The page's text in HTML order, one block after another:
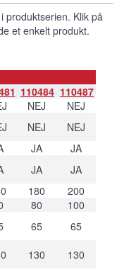
produktserien. Klik på
et enkelt produkt.
110484 110487
NEJ
NEJ
NEJ
NEJ
JA
JA
JA
JA
180
200
80
100
65
65
130 130